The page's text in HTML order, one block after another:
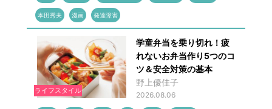
本田秀夫 漫画 発達障害
ライフスタイル
学童弁当を乗り切れ！疲
れないお弁当作り5つのコ
ツ＆安全対策の基本
野上優佳子
2026.08.06